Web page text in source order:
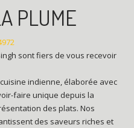
PLUME
sont fiers de vous recevoir
indienne, élaborée avec
faire unique depuis la
des plats. Nos
des saveurs riches et